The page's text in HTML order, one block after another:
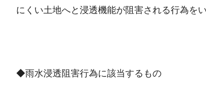
にくい土地へと浸透機能が阻害される行為をい
◆雨水浸透阻害行為に該当するもの